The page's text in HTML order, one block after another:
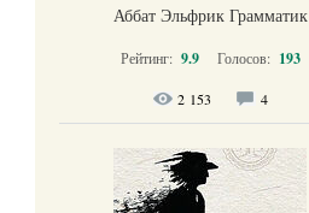
Аббат Эльфрик Грамматик
Рейтинг: 9.9 Голосов: 193
2 153 4